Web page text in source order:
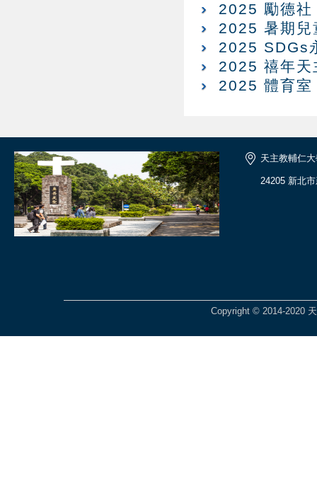
2025 勵德社
2025 暑期兒
2025 SDGs
2025 禧年天
2025 體育室
天主教輔仁
24205 新北
Copyright © 2014-2020